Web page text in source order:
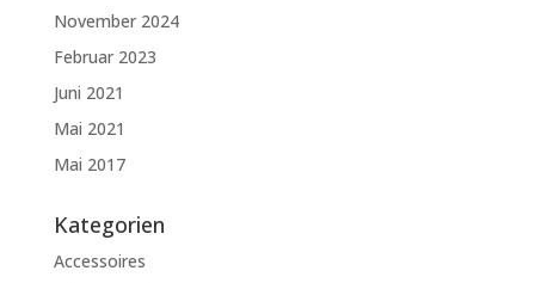
November 2024
Februar 2023
Juni 2021
Mai 2021
Mai 2017
Kategorien
Accessoires